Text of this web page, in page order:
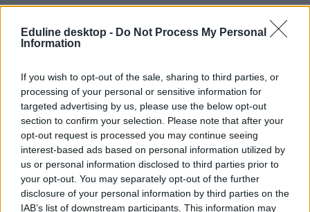
Eduline desktop - Do Not Process My Personal
Information
If you wish to opt-out of the sale, sharing to third parties, or
processing of your personal or sensitive information for
targeted advertising by us, please use the below opt-out
section to confirm your selection. Please note that after your
opt-out request is processed you may continue seeing
interest-based ads based on personal information utilized by
us or personal information disclosed to third parties prior to
your opt-out. You may separately opt-out of the further
disclosure of your personal information by third parties on the
IAB’s list of downstream participants. This information may
Tetszett a cikk? Kövess minket a Facebookon is, és nem fogsz
lemaradni a fontos hírekről!